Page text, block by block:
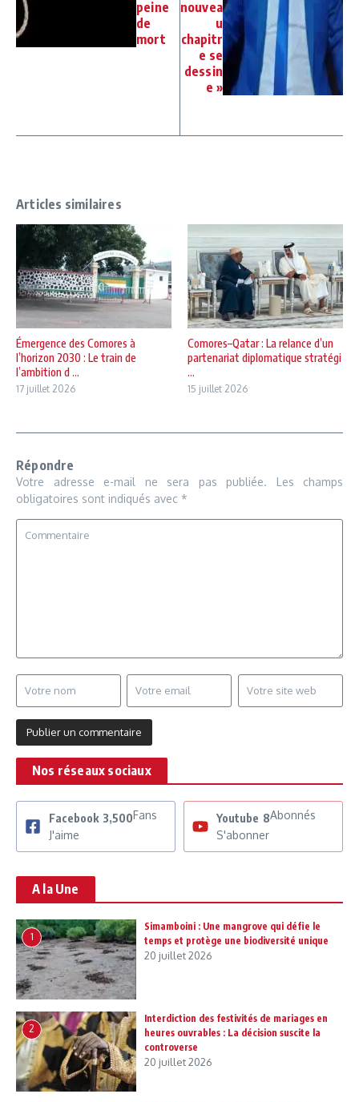
peine
de
mort
nouvea
u
chapitr
e se
dessin
e »
Articles similaires
Émergence des Comores à
l’horizon 2030 : Le train de
l’ambition d ...
17 juillet 2026
Comores–Qatar : La relance d’un
partenariat diplomatique stratégi
...
15 juillet 2026
Répondre
Votre adresse e-mail ne sera pas publiée.
Les champs
obligatoires sont indiqués avec *
Nos réseaux sociaux
Facebook 3,500Fans
J'aime
Youtube 8Abonnés
S'abonner
A la Une
1
Simamboini : Une mangrove qui défie le
temps et protège une biodiversité unique
20 juillet 2026
2
Interdiction des festivités de mariages en
heures ouvrables : La décision suscite la
controverse
20 juillet 2026